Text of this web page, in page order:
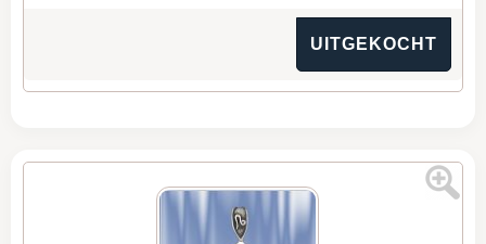
UITGEKOCHT